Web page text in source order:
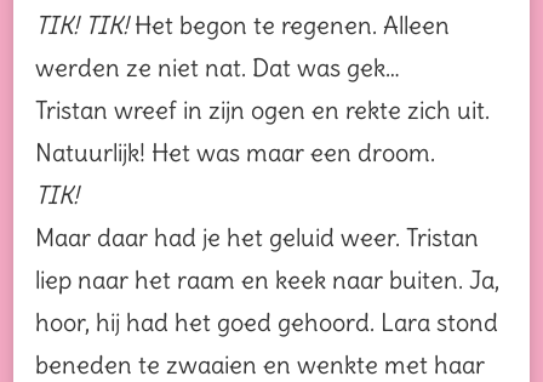
TIK! TIK!Het begon te regenen. Alleen
werden ze niet nat. Dat was gek…
Tristan wreef in zijn ogen en rekte zich uit.
Natuurlijk! Het was maar een droom.
TIK!
Maar daar had je het geluid weer. Tristan
liep naar het raam en keek naar buiten. Ja,
hoor, hij had het goed gehoord. Lara stond
beneden te zwaaien en wenkte met haar